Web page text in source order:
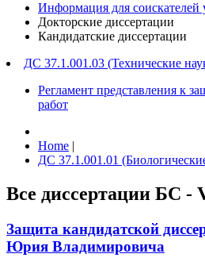
Информация для соискателей
Докторские диссертации
Кандидатские диссертации
ДС 37.1.001.03 (Технические
Регламент представления к
работ
Home |
ДС 37.1.001.01
Все диссертации БС -
Защита кандидатской
Юрия Владимировича